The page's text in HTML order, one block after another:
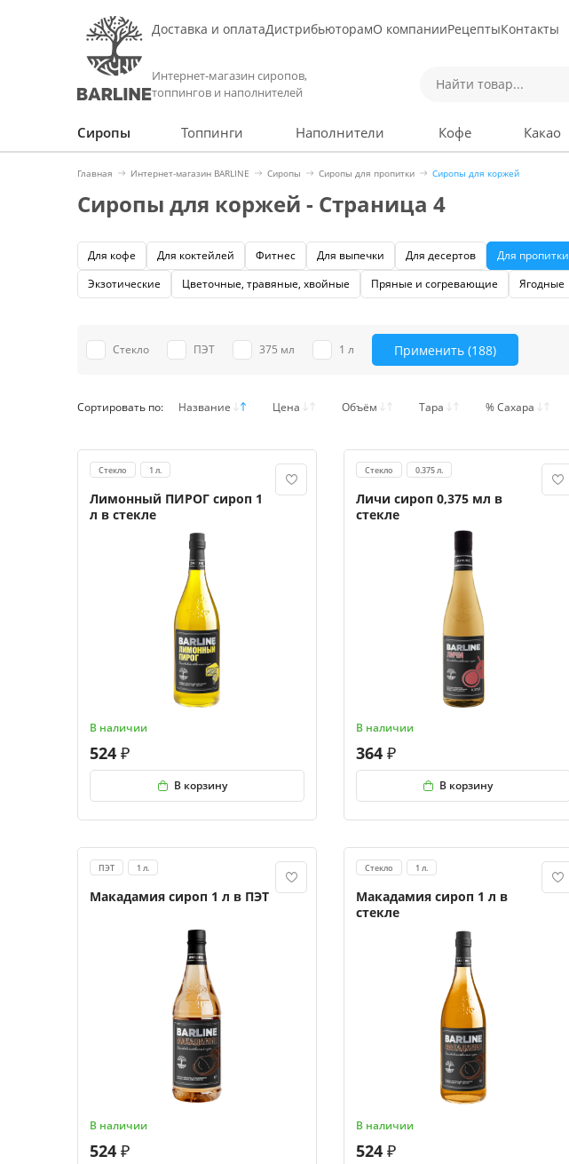
Доставка и оплатаДистрибьюторамО компанииРецептыКонтакты
Интернет-магазин сиропов,
топпингов и наполнителей
Сиропы Топпинги Наполнители Кофе Какао
Главная Интернет-магазин BARLINE Сиропы Сиропы для пропитки Сиропы для коржей
Сиропы для коржей - Страница 4
Для кофе Для коктейлей Фитнес Для выпечки Для десертов Для пропитки
Экзотические
Цветочные, травяные, хвойные Пряные и согревающие Ягодные
Стекло ПЭТ 375 мл 1 л Применить (188)
Сортировать по: Название Цена Объём Тара % Сахара
Стекло 1 л.
Лимонный ПИРОГ сироп 1
л в стекле
В наличии
524
В корзину
Стекло 0.375 л.
Личи сироп 0,375 мл в
стекле
В наличии
364
В корзину
ПЭТ 1 л.
Макадамия сироп 1 л в ПЭТ
В наличии
524
Стекло 1 л.
Макадамия сироп 1 л в
стекле
В наличии
524